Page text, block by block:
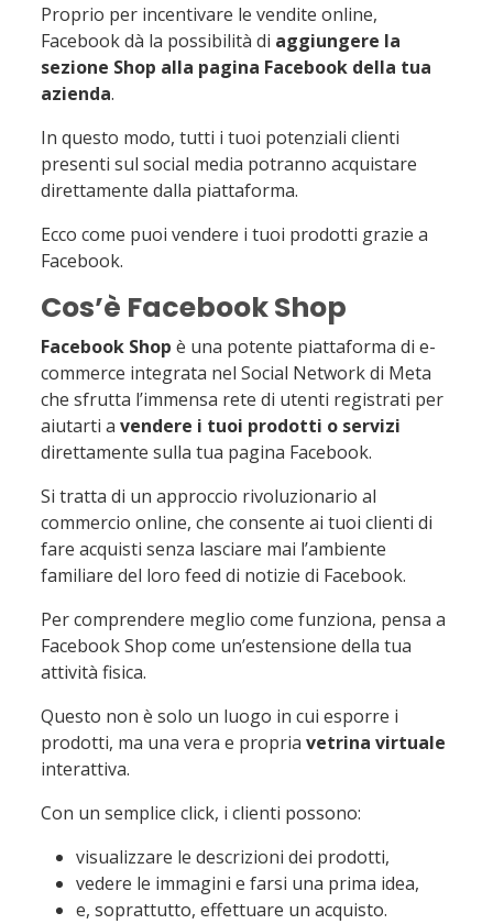
5.4 Inserisci i prodotti
5.5 Crea le tue raccolte
5.6 Gestisci gli ordini
Conclusioni
Proprio per incentivare le vendite online,
Facebook dà la possibilità di aggiungere la
sezione Shop alla pagina Facebook della tua
azienda.
In questo modo, tutti i tuoi potenziali clienti
presenti sul social media potranno acquistare
direttamente dalla piattaforma.
Ecco come puoi vendere i tuoi prodotti grazie a
Facebook.
Cos’è Facebook Shop
Facebook Shop è una potente piattaforma di e-
commerce integrata nel Social Network di Meta
che sfrutta l’immensa rete di utenti registrati per
aiutarti a vendere i tuoi prodotti o servizi
direttamente sulla tua pagina Facebook.
Si tratta di un approccio rivoluzionario al
commercio online, che consente ai tuoi clienti di
fare acquisti senza lasciare mai l’ambiente
familiare del loro feed di notizie di Facebook.
Per comprendere meglio come funziona, pensa a
Facebook Shop come un’estensione della tua
attività fisica.
Questo non è solo un luogo in cui esporre i
prodotti, ma una vera e propria vetrina virtuale
interattiva.
Con un semplice click, i clienti possono:
visualizzare le descrizioni dei prodotti,
vedere le immagini e farsi una prima idea,
e, soprattutto, effettuare un acquisto.